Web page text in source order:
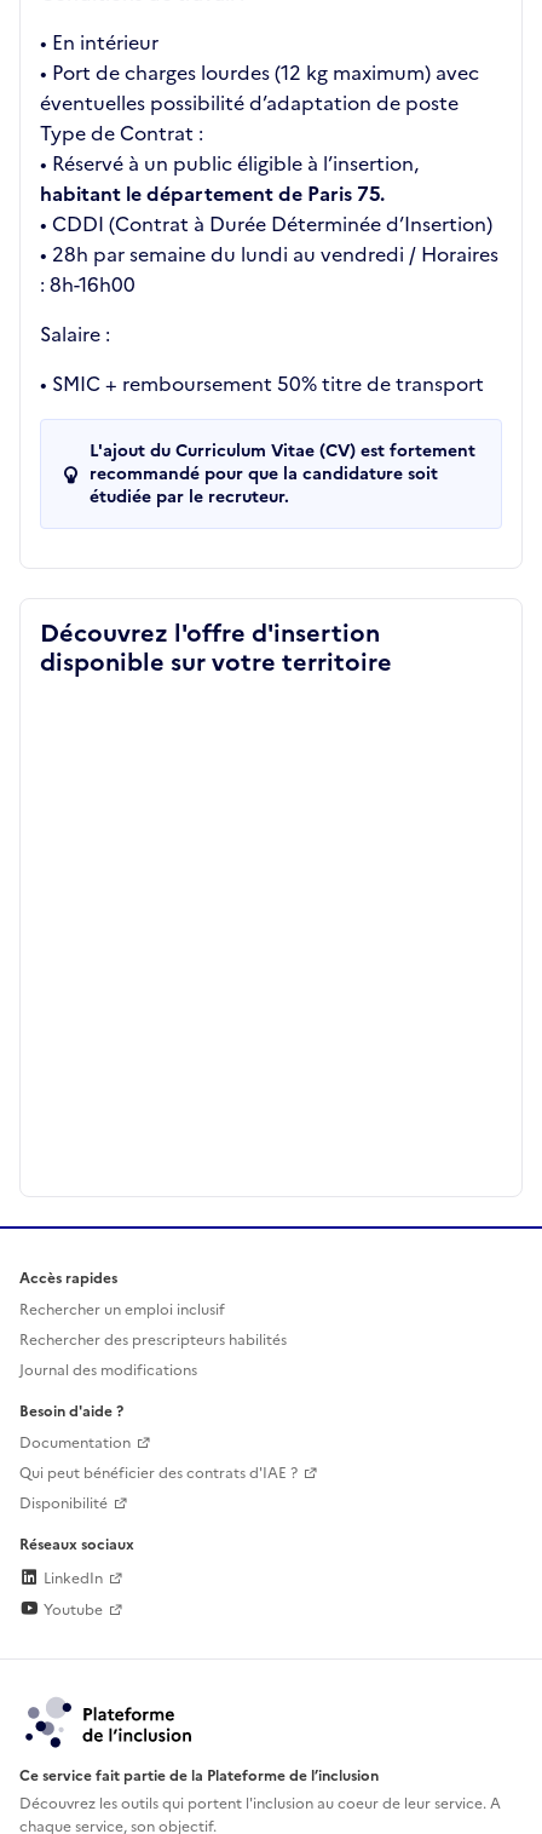
• En intérieur
• Port de charges lourdes (12 kg maximum) avec
éventuelles possibilité d’adaptation de poste
Type de Contrat :
• Réservé à un public éligible à l’insertion,
habitant le département de Paris 75.
• CDDI (Contrat à Durée Déterminée d’Insertion)
• 28h par semaine du lundi au vendredi / Horaires
: 8h-16h00
Salaire :
• SMIC + remboursement 50% titre de transport
L'ajout du Curriculum Vitae (CV) est fortement
recommandé pour que la candidature soit
étudiée par le recruteur.
Découvrez l'offre d'insertion
disponible sur votre territoire
Accès rapides
Rechercher un emploi inclusif
Rechercher des prescripteurs habilités
Journal des modifications
Besoin d'aide ?
Documentation
Qui peut bénéficier des contrats d'IAE ?
Disponibilité
Réseaux sociaux
LinkedIn
Youtube
Ce service fait partie de la Plateforme de l’inclusion
Découvrez les outils qui portent l'inclusion aucoeur de leur service. A
chaque service, son objectif.